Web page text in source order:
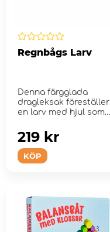
Regnbågs Larv
Denna färgglada
dragleksak föreställer
en larv med hjul som
KÖP
219 kr